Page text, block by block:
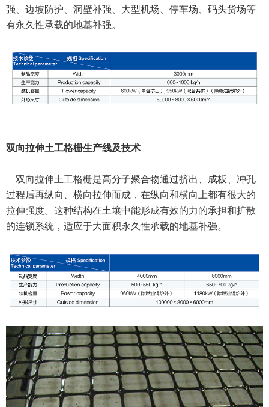
强、边坡防护、洞壁补强、大型机场、停车场、码头货场等
有永久性承载的地基补强。
双向拉伸土工格栅生产线及技术
双向拉伸土工格栅是高分子聚合物通过挤出、成板、冲孔
过程后再纵向、横向拉伸而成，在纵向和横向上都有很大的
拉伸强度。这种结构在土壤中能形成有效的力的承担和扩散
的连锁系统，适应于大面积永久性承载的地基补强。